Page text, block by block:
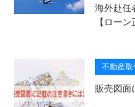
海外赴
【ロー
不動産取
販売図面